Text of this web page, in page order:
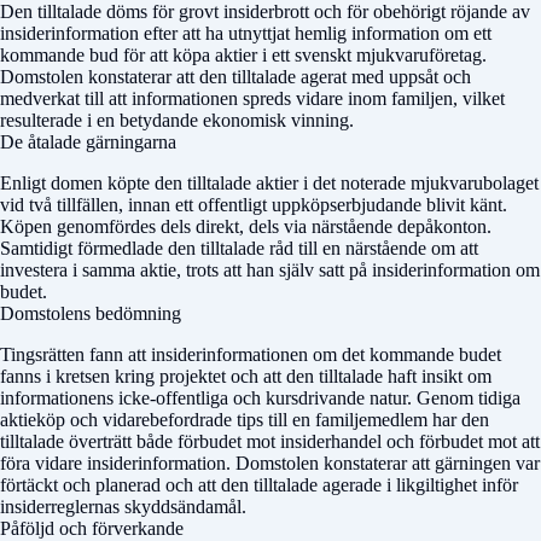
Den tilltalade döms för grovt insiderbrott och för obehörigt röjande av
insiderinformation efter att ha utnyttjat hemlig information om ett
kommande bud för att köpa aktier i ett svenskt mjukvaruföretag.
Domstolen konstaterar att den tilltalade agerat med uppsåt och
medverkat till att informationen spreds vidare inom familjen, vilket
resulterade i en betydande ekonomisk vinning.
De åtalade gärningarna
Enligt domen köpte den tilltalade aktier i det noterade mjukvarubolaget
vid två tillfällen, innan ett offentligt uppköpserbjudande blivit känt.
Köpen genomfördes dels direkt, dels via närstående depåkonton.
Samtidigt förmedlade den tilltalade råd till en närstående om att
investera i samma aktie, trots att han själv satt på insiderinformation om
budet.
Domstolens bedömning
Tingsrätten fann att insiderinformationen om det kommande budet
fanns i kretsen kring projektet och att den tilltalade haft insikt om
informationens icke-offentliga och kursdrivande natur. Genom tidiga
aktieköp och vidare­befordrade tips till en familjemedlem har den
tilltalade överträtt både förbudet mot insiderhandel och förbudet mot att
föra vidare insider­information. Domstolen konstaterar att gärningen var
förtäckt och planerad och att den tilltalade agerade i likgiltighet inför
insiderreglernas skyddsändamål.
Påföljd och förverkande